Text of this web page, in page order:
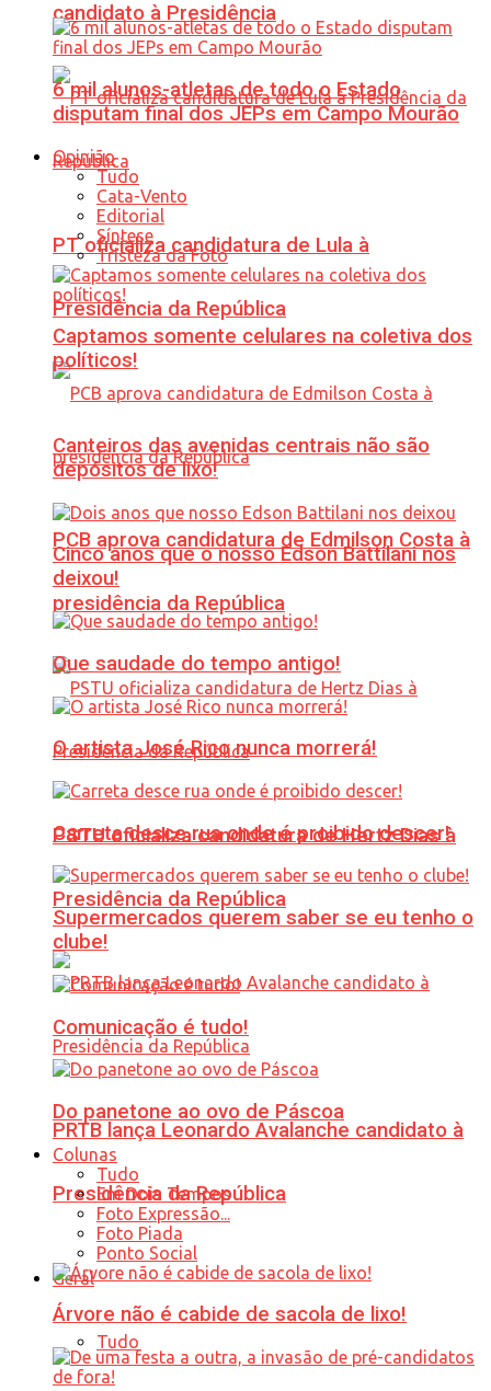
candidato à Presidência
PT oficializa candidatura de Lula à
Presidência da República
PCB aprova candidatura de Edmilson Costa à
presidência da República
PSTU oficializa candidatura de Hertz Dias à
Presidência da República
PRTB lança Leonardo Avalanche candidato à
Presidência da República
Geral
Tudo
6 mil alunos-atletas de todo o Estado
disputam final dos JEPs em Campo Mourão
Opinião
Tudo
Cata-Vento
Editorial
Síntese
Tristeza da Foto
Captamos somente celulares na coletiva dos
políticos!
Canteiros das avenidas centrais não são
depósitos de lixo!
Cinco anos que o nosso Edson Battilani nos
deixou!
Que saudade do tempo antigo!
O artista José Rico nunca morrerá!
Carreta desce rua onde é proibido descer!
Supermercados querem saber se eu tenho o
clube!
Comunicação é tudo!
Do panetone ao ovo de Páscoa
Colunas
Tudo
Em Dois Tempos
Foto Expressão...
Foto Piada
Ponto Social
Árvore não é cabide de sacola de lixo!